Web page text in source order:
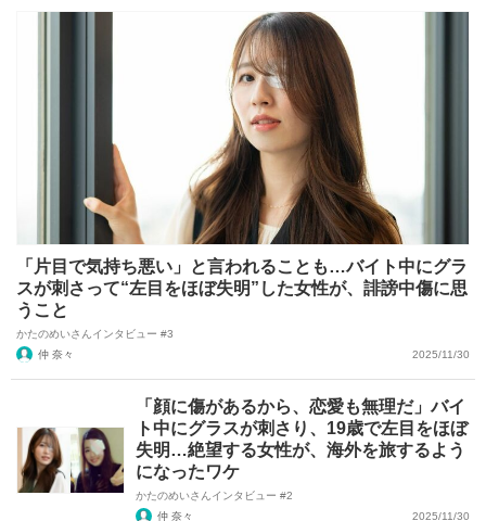
「片目で気持ち悪い」と言われることも…バイト中にグラ
スが刺さって“左目をほぼ失明”した女性が、誹謗中傷に思
うこと
かたのめいさんインタビュー #3
仲 奈々
2025/11/30
「顔に傷があるから、恋愛も無理だ」バイ
ト中にグラスが刺さり、19歳で左目をほぼ
失明…絶望する女性が、海外を旅するよう
になったワケ
かたのめいさんインタビュー #2
仲 奈々
2025/11/30